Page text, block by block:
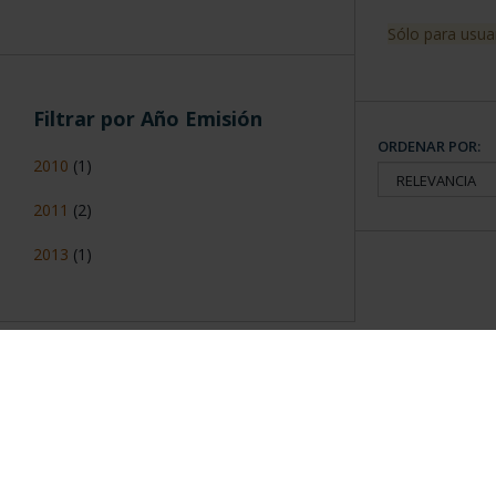
Filtrar por Año Emisión
2010 (1)
2011 (2)
2013 (1)
Sólo para
ORDENAR POR: